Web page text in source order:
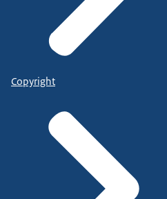
Copyright